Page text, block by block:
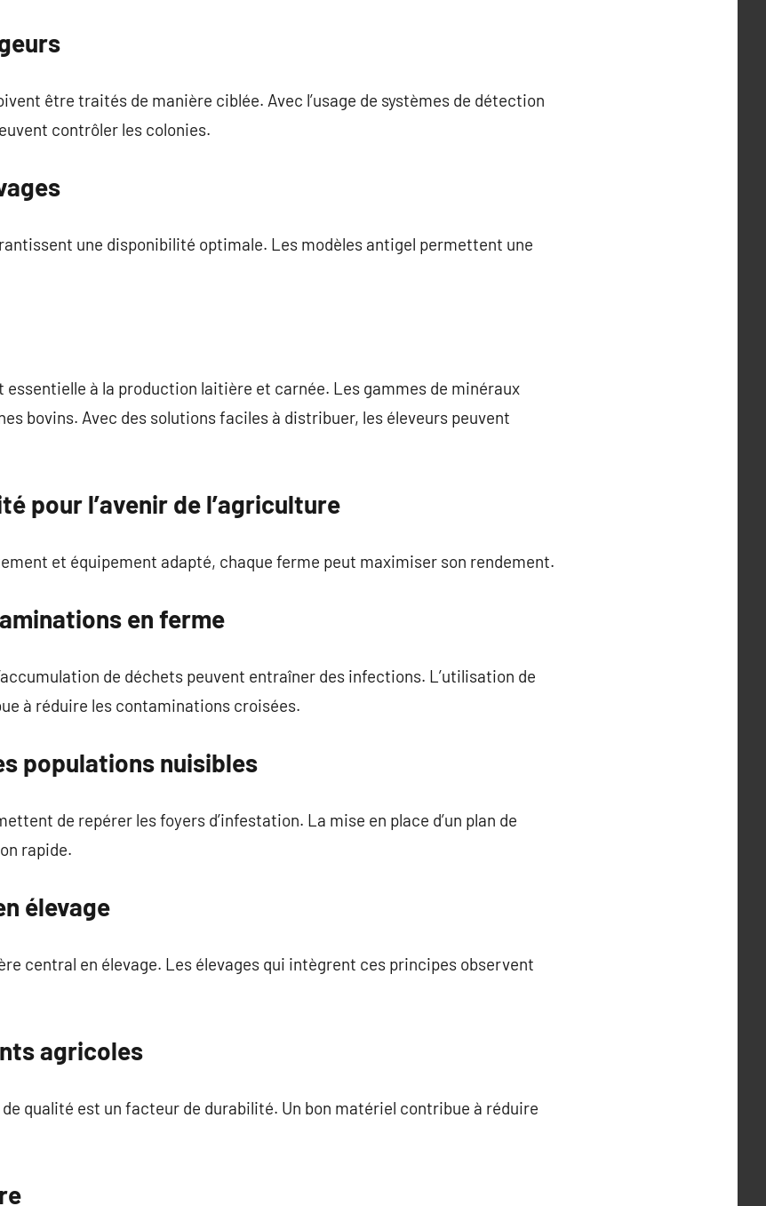
être traités de manière ciblée. Avec l’usage de systèmes de détection
contrôler les colonies.
une disponibilité optimale. Les modèles antigel permettent une
à la production laitière et carnée. Les gammes de minéraux
bovins. Avec des solutions faciles à distribuer, les éleveurs peuvent
pour l’avenir de l’agriculture
et équipement adapté, chaque ferme peut maximiser son rendement.
en ferme
de déchets peuvent entraîner des infections. L’utilisation de
à réduire les contaminations croisées.
populations nuisibles
de repérer les foyers d’infestation. La mise en place d’un plan de
rapide.
élevage
central en élevage. Les élevages qui intègrent ces principes observent
agricoles
qualité est un facteur de durabilité. Un bon matériel contribue à réduire